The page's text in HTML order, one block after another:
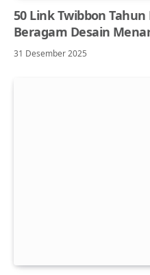
50 Link Twibbon
Beragam Desain
31 Desember 2025